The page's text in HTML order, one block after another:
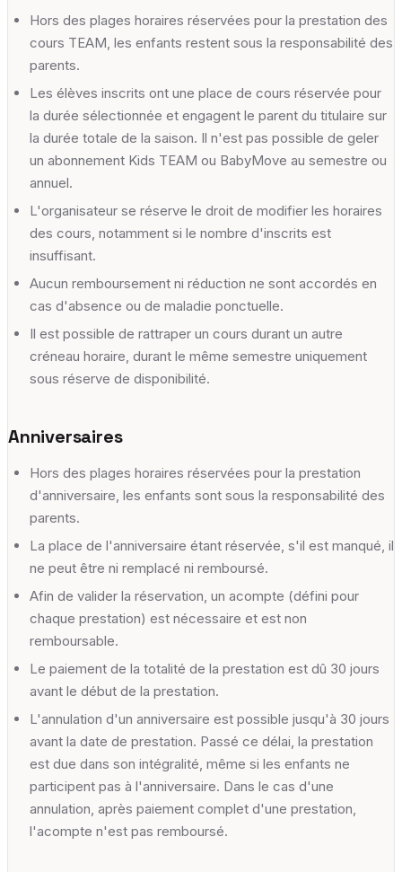
Hors des plages horaires réservées pour la prestation des
cours TEAM, les enfants restent sous la responsabilité des
parents.
Les élèves inscrits ont une place de cours réservée pour
la durée sélectionnée et engagent le parent du titulaire sur
la durée totale de la saison. Il n'est pas possible de geler
un abonnement Kids TEAM ou BabyMove au semestre ou
annuel.
L'organisateur se réserve le droit de modifier les horaires
des cours, notamment si le nombre d'inscrits est
insuffisant.
Aucun remboursement ni réduction ne sont accordés en
cas d'absence ou de maladie ponctuelle.
Il est possible de rattraper un cours durant un autre
créneau horaire, durant le même semestre uniquement
sous réserve de disponibilité.
Anniversaires
Hors des plages horaires réservées pour la prestation
d'anniversaire, les enfants sont sous la responsabilité des
parents.
La place de l'anniversaire étant réservée, s'il est manqué, il
ne peut être ni remplacé ni remboursé.
Afin de valider la réservation, un acompte (défini pour
chaque prestation) est nécessaire et est non
remboursable.
Le paiement de la totalité de la prestation est dû 30 jours
avant le début de la prestation.
L'annulation d'un anniversaire est possible jusqu'à 30 jours
avant la date de prestation. Passé ce délai, la prestation
est due dans son intégralité, même si les enfants ne
participent pas à l'anniversaire. Dans le cas d'une
annulation, après paiement complet d'une prestation,
l'acompte n'est pas remboursé.